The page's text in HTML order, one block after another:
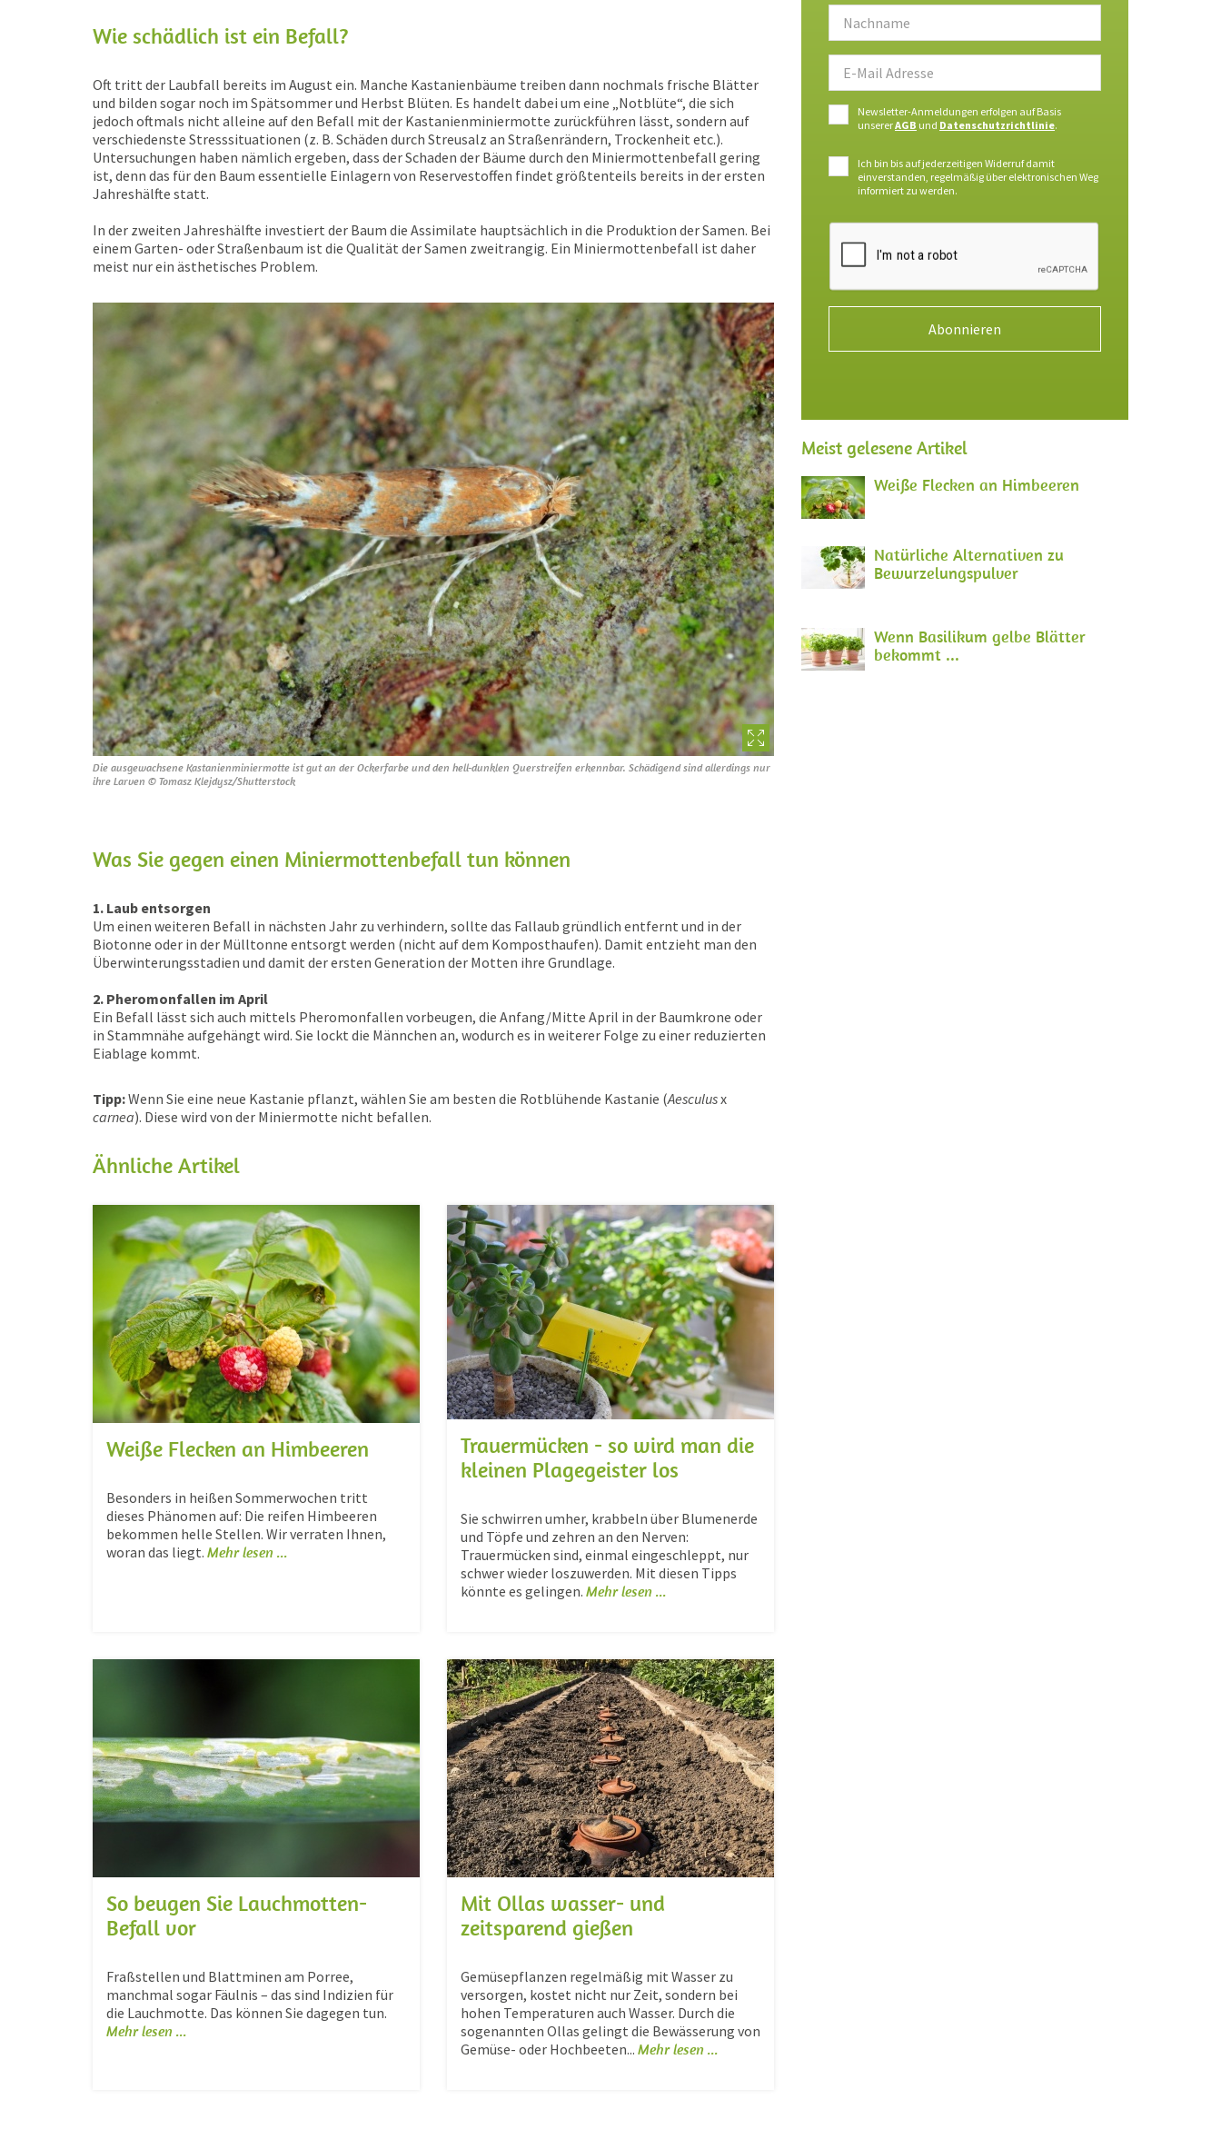
Wie schädlich ist ein Befall?
Oft tritt der Laubfall bereits im August ein. Manche Kastanienbäume treiben dann nochmals frische Blätter
und bilden sogar noch im Spätsommer und Herbst Blüten. Es handelt dabei um eine „Notblüte“, die sich
jedoch oftmals nicht alleine auf den Befall mit der Kastanienminiermotte zurückführen lässt, sondern auf
verschiedenste Stresssituationen (z. B. Schäden durch Streusalz an Straßenrändern, Trockenheit etc.).
Untersuchungen haben nämlich ergeben, dass der Schaden der Bäume durch den Miniermottenbefall gering
ist, denn das für den Baum essentielle Einlagern von Reservestoffen findet größtenteils bereits in der ersten
Jahreshälfte statt.
In der zweiten Jahreshälfte investiert der Baum die Assimilate hauptsächlich in die Produktion der Samen. Bei
einem Garten- oder Straßenbaum ist die Qualität der Samen zweitrangig. Ein Miniermottenbefall ist daher
meist nur ein ästhetisches Problem.
Die ausgewachsene Kastanienminiermotte ist gut an der Ockerfarbe und den hell-dunklen Querstreifen erkennbar. Schädigend sind allerdings nur
ihre Larven © Tomasz Klejdysz/Shutterstock
Was Sie gegen einen Miniermottenbefall tun können
1. Laub entsorgen
Um einen weiteren Befall in nächsten Jahr zu verhindern, sollte das Fallaub gründlich entfernt und in der
Biotonne oder in der Mülltonne entsorgt werden (nicht auf dem Komposthaufen). Damit entzieht man den
Überwinterungsstadien und damit der ersten Generation der Motten ihre Grundlage.
2. Pheromonfallen im April
Ein Befall lässt sich auch mittels Pheromonfallen vorbeugen, die Anfang/Mitte April in der Baumkrone oder
in Stammnähe aufgehängt wird. Sie lockt die Männchen an, wodurch es in weiterer Folge zu einer reduzierten
Eiablage kommt.
Tipp:Wenn Sie eine neue Kastanie pflanzt, wählen Sie am besten die Rotblühende Kastanie (Aesculusx
carnea). Diese wird von der Miniermotte nicht befallen.
Ähnliche Artikel
Weiße Flecken an Himbeeren
Besonders in heißen Sommerwochen tritt
dieses Phänomen auf: Die reifen Himbeeren
bekommen helle Stellen. Wir verraten Ihnen,
woran das liegt. Mehr lesen ...
Trauermücken - so wird man die
kleinen Plagegeister los
Sie schwirren umher, krabbeln über Blumenerde
und Töpfe und zehren an den Nerven:
Trauermücken sind, einmal eingeschleppt, nur
schwer wieder loszuwerden. Mit diesen Tipps
könnte es gelingen. Mehr lesen ...
So beugen Sie Lauchmotten-
Befall vor
Fraßstellen und Blattminen am Porree,
manchmal sogar Fäulnis – das sind Indizien für
die Lauchmotte. Das können Sie dagegen tun.
Mehr lesen ...
Mit Ollas wasser- und
zeitsparend gießen
Gemüsepflanzen regelmäßig mit Wasser zu
versorgen, kostet nicht nur Zeit, sondern bei
hohen Temperaturen auch Wasser. Durch die
sogenannten Ollas gelingt die Bewässerung von
Gemüse- oder Hochbeeten... Mehr lesen ...
Newsletter-Anmeldungen erfolgen auf Basis
unsererAGB und Datenschutzrichtlinie.
Ich bin bis auf jederzeitigen Widerruf damit
einverstanden, regelmäßig über elektronischen Weg
informiert zu werden.
Abonnieren
Meist gelesene Artikel
Weiße Flecken an Himbeeren
Natürliche Alternativen zu
Bewurzelungspulver
Wenn Basilikum gelbe Blätter
bekommt ...